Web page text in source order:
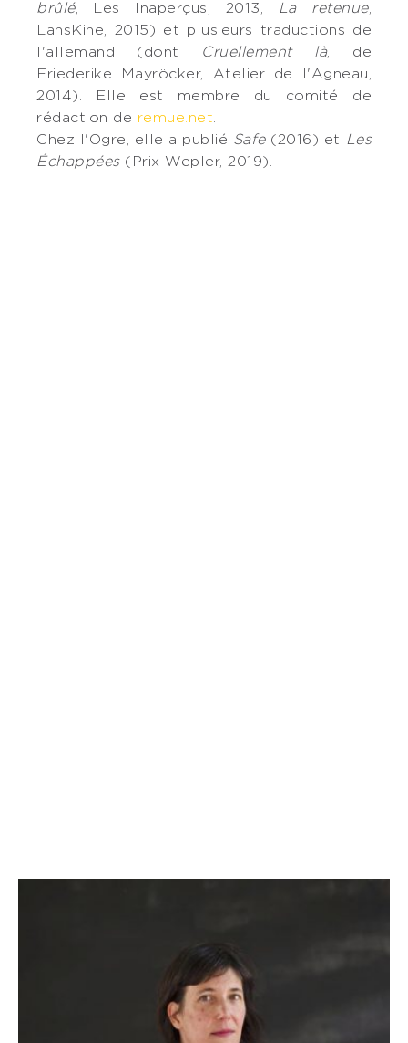
brûlé, Les Inaperçus, 2013, La retenue,
LansKine, 2015) et plusieurs traductions de
l'allemand (dont
Cruellement là, de
Friederike Mayröcker, Atelier de l'Agneau,
2014). Elle est membre du comité de
rédaction de remue.net
Chez l'Ogre, elle a publié Safe(2016) et
Les
Échappées(Prix Wepler, 2019).